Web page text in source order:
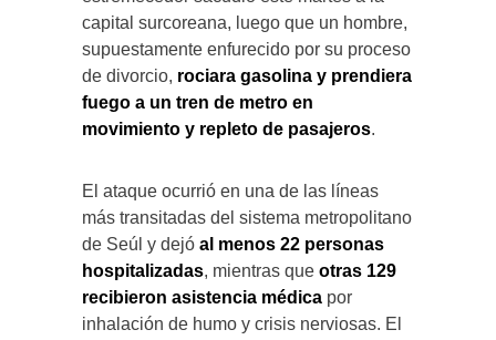
capital surcoreana, luego que un hombre,
supuestamente enfurecido por su proceso
de divorcio, rociara gasolina y prendiera
fuego a un tren de metro en
movimiento y repleto de pasajeros.
El ataque ocurrió en una de las líneas
más transitadas del sistema metropolitano
de Seúl y dejó al menos 22 personas
hospitalizadas, mientras que otras 129
recibieron asistencia médica por
inhalación de humo y crisis nerviosas. El